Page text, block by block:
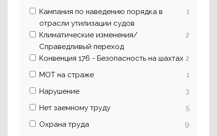
Кампания по наведению порядка в
отрасли утилизации судов
1
Климатические изменения/
Справедливый переход
2
Конвенция 176 - Безопасность на шахтах 2
МОТ на страже
1
Нарушение
3
Нет заемному труду
5
Охрана труда
9